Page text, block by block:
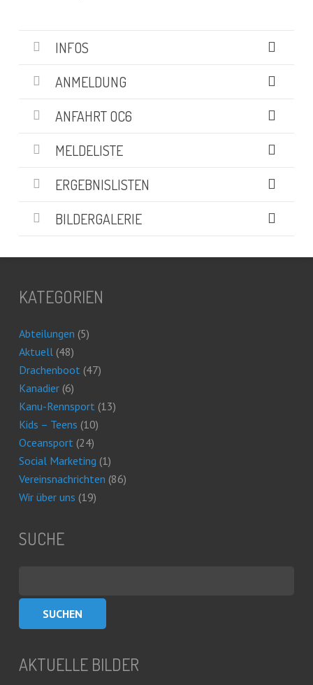
INFOS
ANMELDUNG
ANFAHRT OC6
MELDELISTE
ERGEBNISLISTEN
BILDERGALERIE
KATEGORIEN
Abteilungen (5)
Aktuell(48)
Drachenboot(47)
Kanadier(6)
Kanu-Rennsport(13)
Kids – Teens (10)
Oceansport(24)
Social Marketing (1)
Vereinsnachrichten (86)
Wir über uns (19)
SUCHE
AKTUELLE BILDER